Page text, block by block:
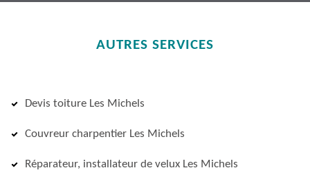
AUTRES SERVICES
Devis toiture Les Michels
Couvreur charpentier Les Michels
Réparateur, installateur de velux Les Michels